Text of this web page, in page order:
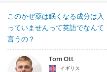
このかぜ薬は眠くなる成分は入
っていませんって英語でなんて
言うの？
Tom Ott
イギリス